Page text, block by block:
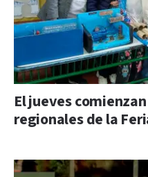
El jueves
regionales de la